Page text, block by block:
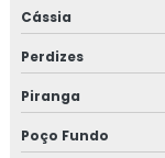
Cássia
Perdizes
Piranga
Poço Fundo